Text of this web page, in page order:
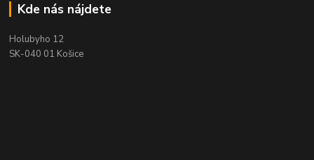
Kde nás nájdete
Holubyho 12
SK-040 01 Košice